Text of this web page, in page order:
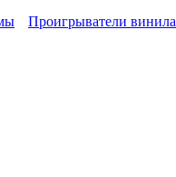
Проигрыватели винила